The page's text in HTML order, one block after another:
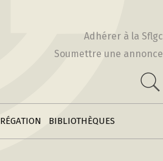
Adhérer à la Sflgc
Soumettre une annonce
2006-2007 BIBLIOTHÈQUES
collectifs
Poétiques
feuilles
d’information